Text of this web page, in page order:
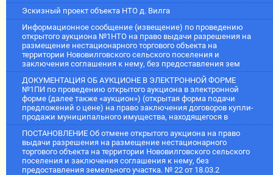
Эскизный проект объекта НТО д. Вилга
Информационное сообщение (извещение) по проведению
открытого аукциона №1НТО на право выдачи разрешения на
размещение нестационарного торгового объекта на
территории Нововилговского сельского поселения и
заключения соглашения к нему, без предоставления зем
ДОКУМЕНТАЦИЯ ОБ АУКЦИОНЕ В ЭЛЕКТРОННОЙ ФОРМЕ
№1ПИ по проведению открытого аукциона в электронной
форме (далее также «аукцион») (открытая форма подачи
предложений о цене) на право заключения договоров купли-
продажи муниципального имущества, находящегося в
ПОСТАНОВЛЕНИЕ Об отмене открытого аукциона на право
выдачи разрешения на размещение нестационарного
торгового объекта на территории Нововилговского сельского
поселения и заключения соглашения к нему, без
предоставления земельного участка. № 22 от 18.03.2